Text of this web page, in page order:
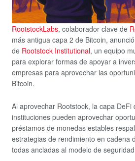
RootstockLabs, colaborador clave de
más antigua capa 2 de Bitcoin,
de Rootstock Institutional, un equipo
para explorar formas de apoyar a
empresas para aprovechar las
Bitcoin.
Al aprovechar Rootstock, la capa DeFi
instituciones pueden aprovechar
préstamos de monedas estables
estrategias de rendimiento en cadena
todas ancladas al modelo de